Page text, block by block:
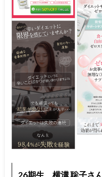
26期生 横溝 聡子さん